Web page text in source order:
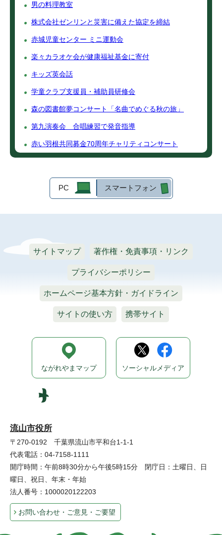
男の料理教室
株式会社ゼンリンと災害に備えた協定を締結
赤城児童センター ミニ運動会
楽々カラオケ会が健康福祉基金に寄付
キッズ英会話
学童クラブ支援員・補助員研修会
森の図書館夢コンサート「名曲でめぐる秋の旅」
第九演奏会 合唱練習で発音指導
赤い羽根共同募金70周年チャリティコンサート
PC スマートフォン
サイトマップ 著作権・免責事項・リンク
プライバシーポリシー
ホームページ基本方針・ガイドライン
サイトの使い方 携帯サイト
流山市役所
〒270-0192 千葉県流山市平和台1-1-1
代表電話：04-7158-1111
開庁時間：午前8時30分から午後5時15分 閉庁日：土曜日、日
曜日、祝日、年末・年始
法人番号：1000020122203
お問い合わせ・ご意見・ご要望
ながれやまマップ ソーシャルメディア